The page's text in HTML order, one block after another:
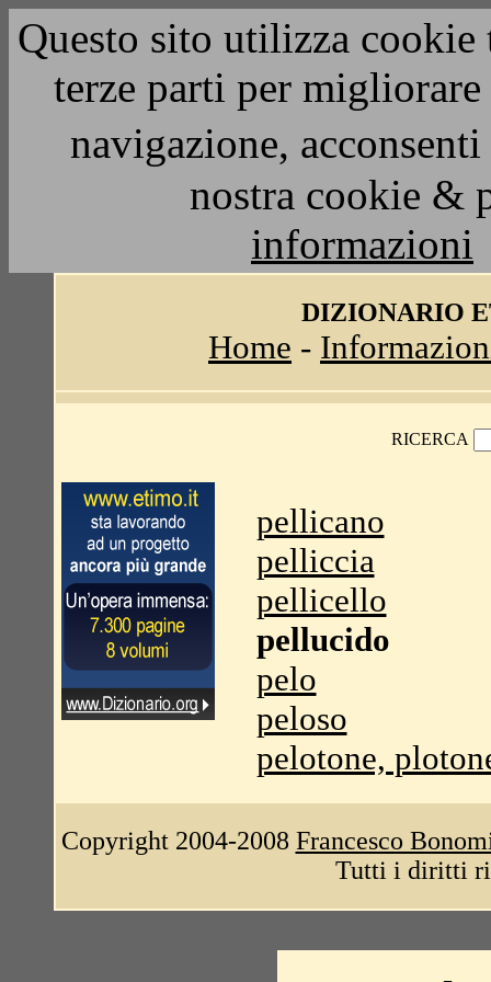
Questo sito utilizza
terze parti per
navigazione,
nostra cookie &
informazioni
DIZIONARIO
Home -
RICERCA
pellicano
pelliccia
pellicello
pellucido
pelo
peloso
pelotone,
Copyright 2004-2008 Francesco
Tutti i diritti